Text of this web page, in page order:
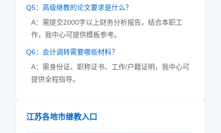
Q5：高级继教的论文要求是什么？
A：需提交2000字以上财务分析报告，结合本职工
作，我中心可提供模板参考。
Q6：会计调转需要哪些材料？
A：需身份证、职称证书、工作/户籍证明，我中心可
提供全程指导。
江苏各地市继教入口